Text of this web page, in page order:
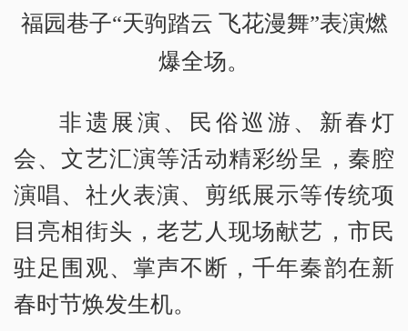
福园巷子“天驹踏云 飞花漫舞”表演燃
爆全场。
非遗展演、民俗巡游、新春灯
会、文艺汇演等活动精彩纷呈，秦腔
演唱、社火表演、剪纸展示等传统项
目亮相街头，老艺人现场献艺，市民
驻足围观、掌声不断，千年秦韵在新
春时节焕发生机。